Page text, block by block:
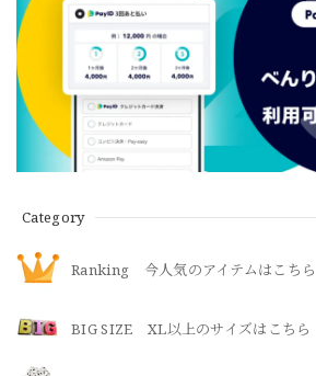
Category
Ranking 今人気のアイテムはこちら
BIG SIZE XL以上のサイズはこちら